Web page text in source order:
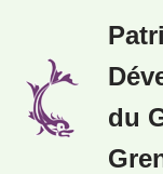
au
contenu
du